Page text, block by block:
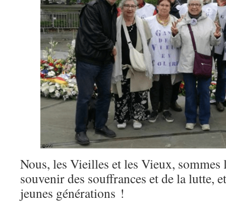
Nous, les Vieilles et les Vieux, sommes
souvenir des souffrances et de la lutte,
jeunes générations !